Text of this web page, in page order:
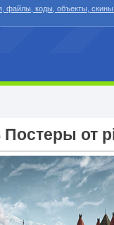
файлы, коды, объекты,
Постеры от